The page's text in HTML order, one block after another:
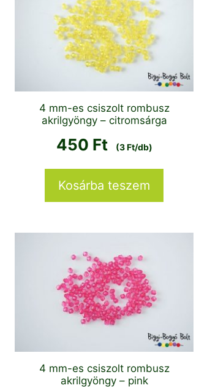
4 mm-es csiszolt rombusz
akrilgyöngy – citromsárga
450 Ft (3 Ft/db)
Kosárba teszem
4 mm-es csiszolt rombusz
akrilgyöngy – pink